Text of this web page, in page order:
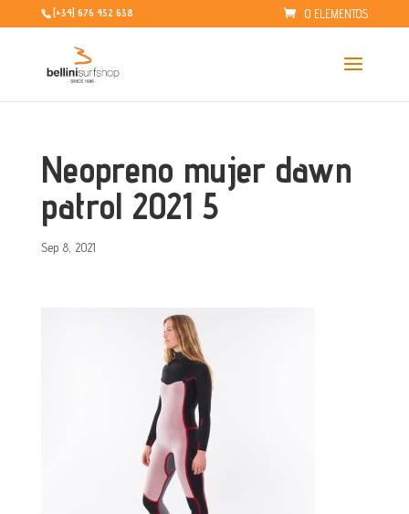
[+34] 676 452 638 0 ELEMENTOS
Neopreno mujer dawn
patrol 2021 5
Sep 8, 2021